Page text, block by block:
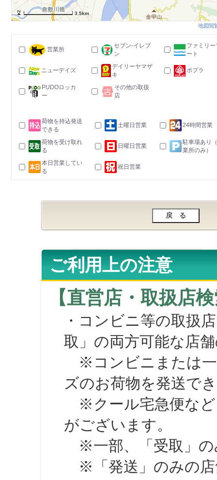
3.5km
地図閲
営業所
セブン-イレブ
ン
ファミリー
ート
ニューデイズ
デイリーヤマザ
キ
ポプラ
PUDOロッカ
ー
その他の取扱
店
荷物を持込発送
できる
土曜日営業 24時間営業
荷物を受け取れ
る
日曜日営業
駐車場あり
業所のみ）
本日営業してい
る
祝日営業
ご利用上の注意
【直営店・取扱店
・コンビニ等の取扱
取」の両方可能な店
※コンビニまたは一
ズのお荷物を発送で
※クール宅急便など
がございます。
※一部、「受取」の
※「発送」のみの店